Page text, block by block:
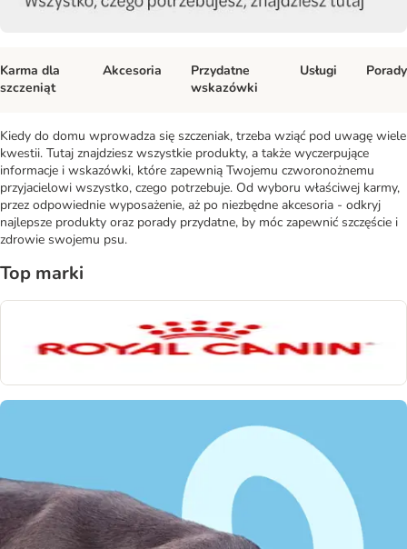
Karma dla
szczeniąt
Akcesoria
Przydatne
wskazówki
Usługi Porady
Kiedy do domu wprowadza się szczeniak, trzeba wziąć pod uwagę wiele
kwestii. Tutaj znajdziesz wszystkie produkty, a także wyczerpujące
informacje i wskazówki, które zapewnią Twojemu czworonożnemu
przyjacielowi wszystko, czego potrzebuje. Od wyboru właściwej karmy,
przez odpowiednie wyposażenie, aż po niezbędne akcesoria - odkryj
najlepsze produkty oraz porady przydatne, by móc zapewnić szczęście i
zdrowie swojemu psu.
Top marki